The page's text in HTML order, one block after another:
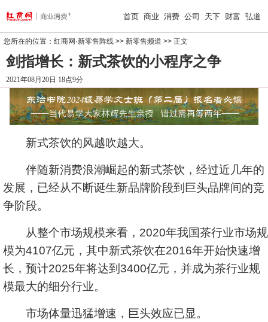
首页 商业 消费 公司 天下 财富 弘道
您所在的位置： 红商网·新零售阵线 >> 新零售频道 >> 正文
剑指增长：新式茶饮的小程序之争
2021年08月20日 18点9分
新式茶饮的风越吹越大。
伴随新消费浪潮崛起的新式茶饮，经过近几年的
发展，已经从不断诞生新品牌阶段到巨头品牌间的竞
争阶段。
从整个市场规模来看，2020年我国茶行业市场规
模为4107亿元，其中新式茶饮在2016年开始快速增
长，预计2025年将达到3400亿元，并成为茶行业规
模最大的细分行业。
市场体量迅猛增速，巨头效应已显。